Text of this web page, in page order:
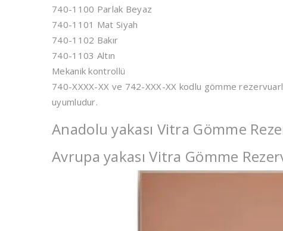
740-1100 Parlak Beyaz
740-1101 Mat Siyah
740-1102 Bakır
740-1103 Altın
Mekanik kontrollü
740-XXXX-XX ve 742-XXX-XX kodlu gömme
uyumludur.
Anadolu yakası Vitra Gömme
Avrupa yakası Vitra Gömme